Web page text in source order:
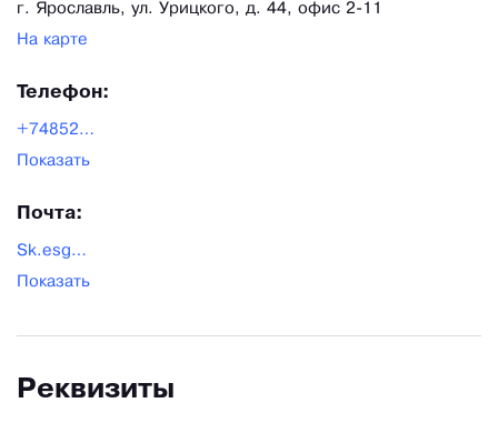
г. Ярославль, ул. Урицкого, д. 44, офис 2-11
На карте
Телефон:
+74852662311
Показать
Почта:
Sk.esg@yandex.ru
Показать
Реквизиты